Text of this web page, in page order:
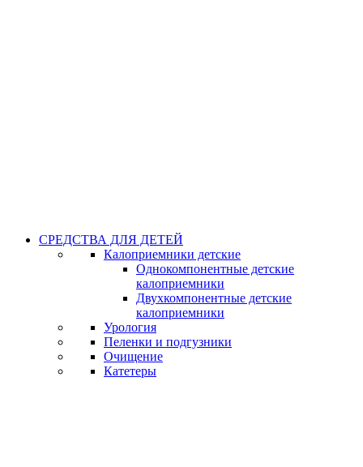
СРЕДСТВА ДЛЯ ДЕТЕЙ
Калоприемники детские
Однокомпонентные детские
калоприемники
Двухкомпонентные детские
калоприемники
Урология
Пеленки и подгузники
Очищение
Катетеры